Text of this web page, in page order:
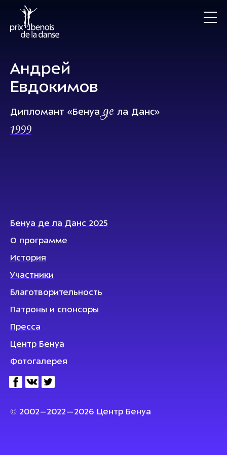
Андрей
Евдокимов
Дипломант «Бенуаде ла Данс»
1999
Бенуа де ла Данс 2025
О программе
История
Участники
Благотворительность
Патроны и спонсоры
Пресса
Центр Бенуа
Фотогалерея
© 2002–2022—2026 Центр Бенуа